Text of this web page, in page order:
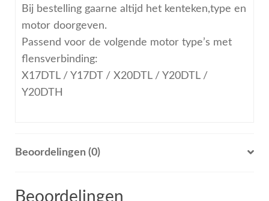
Bij bestelling gaarne altijd het kenteken,type en
motor doorgeven.
Passend voor de volgende motor type’s met
flensverbinding:
X17DTL / Y17DT / X20DTL / Y20DTL /
Y20DTH
Beoordelingen (0)
Beoordelingen